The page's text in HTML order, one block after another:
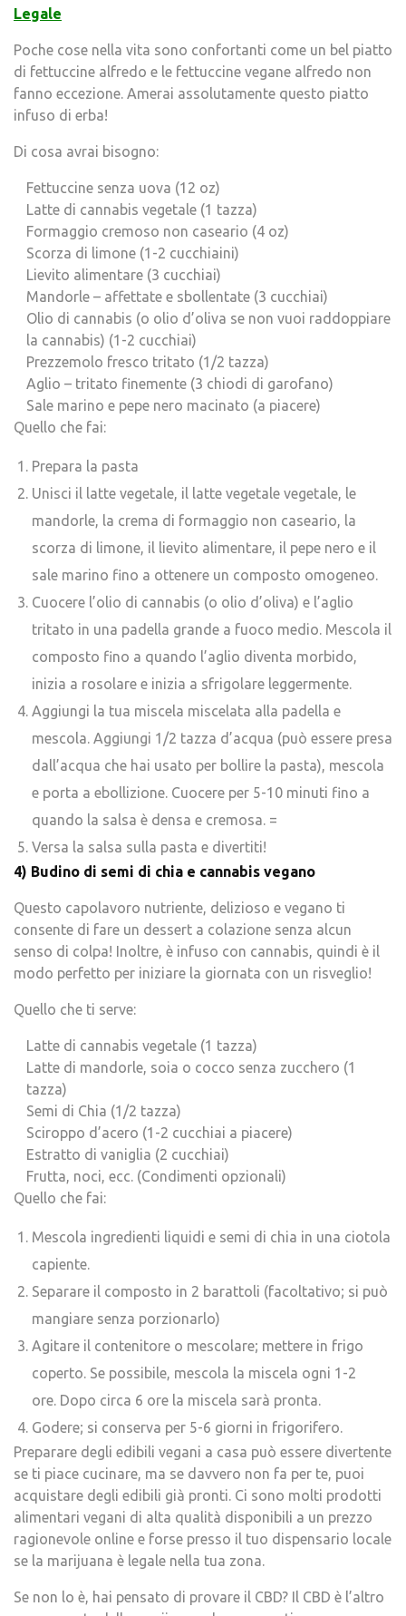
Legale
Poche cose nella vita sono confortanti come un bel piatto
di fettuccine alfredo e le fettuccine vegane alfredo non
fanno eccezione. Amerai assolutamente questo piatto
infuso di erba!
Di cosa avrai bisogno:
Fettuccine senza uova (12 oz)
Latte di cannabis vegetale (1 tazza)
Formaggio cremoso non caseario (4 oz)
Scorza di limone (1-2 cucchiaini)
Lievito alimentare (3 cucchiai)
Mandorle – affettate e sbollentate (3 cucchiai)
Olio di cannabis (o olio d’oliva se non vuoi raddoppiare
la cannabis) (1-2 cucchiai)
Prezzemolo fresco tritato (1/2 tazza)
Aglio – tritato finemente (3 chiodi di garofano)
Sale marino e pepe nero macinato (a piacere)
Quello che fai:
Prepara la pasta
Unisci il latte vegetale, il latte vegetale vegetale, le
mandorle, la crema di formaggio non caseario, la
scorza di limone, il lievito alimentare, il pepe nero e il
sale marino fino a ottenere un composto omogeneo.
Cuocere l’olio di cannabis (o olio d’oliva) e l’aglio
tritato in una padella grande a fuoco medio. Mescola il
composto fino a quando l’aglio diventa morbido,
inizia a rosolare e inizia a sfrigolare leggermente.
Aggiungi la tua miscela miscelata alla padella e
mescola. Aggiungi 1/2 tazza d’acqua (può essere presa
dall’acqua che hai usato per bollire la pasta), mescola
e porta a ebollizione. Cuocere per 5-10 minuti fino a
quando la salsa è densa e cremosa. =
Versa la salsa sulla pasta e divertiti!
4) Budino di semi di chia e cannabis vegano
Questo capolavoro nutriente, delizioso e vegano ti
consente di fare un dessert a colazione senza alcun
senso di colpa! Inoltre, è infuso con cannabis, quindi è il
modo perfetto per iniziare la giornata con un risveglio!
Quello che ti serve:
Latte di cannabis vegetale (1 tazza)
Latte di mandorle, soia o cocco senza zucchero (1
tazza)
Semi di Chia (1/2 tazza)
Sciroppo d’acero (1-2 cucchiai a piacere)
Estratto di vaniglia (2 cucchiai)
Frutta, noci, ecc. (Condimenti opzionali)
Quello che fai:
Mescola ingredienti liquidi e semi di chia in una ciotola
capiente.
Separare il composto in 2 barattoli (facoltativo; si può
mangiare senza porzionarlo)
Agitare il contenitore o mescolare; mettere in frigo
coperto. Se possibile, mescola la miscela ogni 1-2
ore. Dopo circa 6 ore la miscela sarà pronta.
Godere; si conserva per 5-6 giorni in frigorifero.
Preparare degli edibili vegani a casa può essere divertente
se ti piace cucinare, ma se davvero non fa per te, puoi
acquistare degli edibili già pronti. Ci sono molti prodotti
alimentari vegani di alta qualità disponibili a un prezzo
ragionevole online e forse presso il tuo dispensario locale
se la marijuana è legale nella tua zona.
Se non lo è, hai pensato di provare il CBD? Il CBD è l’altro